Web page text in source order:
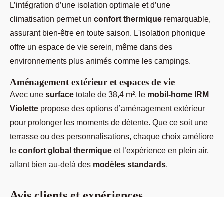
L’intégration d’une isolation optimale et d’une
climatisation permet un confort thermique remarquable,
assurant bien-être en toute saison. L'isolation phonique
offre un espace de vie serein, même dans des
environnements plus animés comme les campings.
Aménagement extérieur et espaces de vie
Avec une surface totale de 38,4 m², le mobil-home IRM
Violette propose des options d’aménagement extérieur
pour prolonger les moments de détente. Que ce soit une
terrasse ou des personnalisations, chaque choix améliore
le confort global thermique et l’expérience en plein air,
allant bien au-delà des modèles standards.